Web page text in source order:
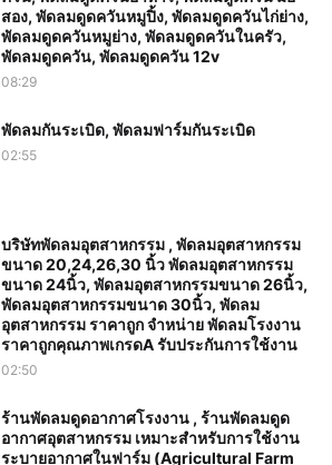
สอง, พัดลมดูดควันหมูปิ้ง, พัดลมดูดควันไก่ย่าง,
พัดลมดูดควันหมูย่าง, พัดลมดูดควันในครัว,
พัดลมดูดควัน, พัดลมดูดควัน 12v
08:29
พัดลมกันระเบิด, พัดลมฟาร์มกันระเบิด
02:55
บริษัทพัดลมอุตสาหกรรม , พัดลมอุตสาหกรรม
ขนาด 20,24,26,30 นิ้ว พัดลมอุตสาหกรรม
ขนาด 24นิ้ว, พัดลมอุตสาหกรรมขนาด 26นิ้ว,
พัดลมอุตสาหกรรมขนาด 30นิ้ว, พัดลม
อุตสาหกรรม ราคาถูก จำหน่าย พัดลมโรงงาน
ราคาถูกคุณภาพเกรดA รับประกันการใช้งาน‎
02:50
ร้านพัดลมดูดอากาศโรงงาน , ร้านพัดลมดูด
อากาศอุตสาหกรรม เหมาะสำหรับการใช้งาน
ระบายอากาศในฟาร์ม (Agricultural Farm